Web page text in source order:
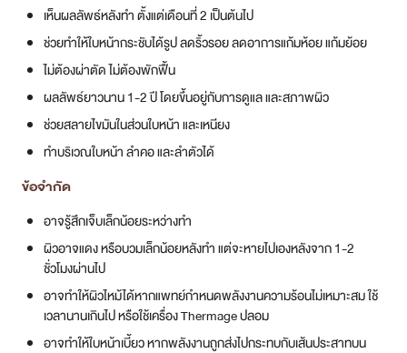
เห็นผลลัพธ์หลังทำ ตั้งแต่เดือนที่ 2 เป็นต้นไป
ช่วยทำให้ใบหน้ากระชับได้รูป ลดริ้วรอย ลดอาการแก้มห้อย แก้มย้อย
ไม่ต้องผ่าตัด ไม่ต้องพักฟื้น
ผลลัพธ์ยาวนาน 1-2 ปี โดยขึ้นอยู่กับการดูแล และสภาพผิว
ช่วยสลายไขมันในส่วนใบหน้า และเหนียง
​ทำบริเวณใบหน้า ลำคอ และลำตัวได้
ข้อจำกัด
อาจรู้สึกเจ็บเล็กน้อยระหว่างทำ
ผิวอาจแดง หรือบวมเล็กน้อยหลังทำ แต่จะหายไปเองหลังจาก 1-2
ชั่วโมงผ่านไป
อาจทำให้ผิวไหม้ได้หากแพทย์กำหนดพลังงานความร้อนไม่เหมาะสม ใช้
เวลานานเกินไป หรือใช้เครื่อง Thermage ปลอม
อาจทำให้ใบหน้าเบี้ยว หากพลังงานถูกส่งไปกระทบกับเส้นประสาทบน